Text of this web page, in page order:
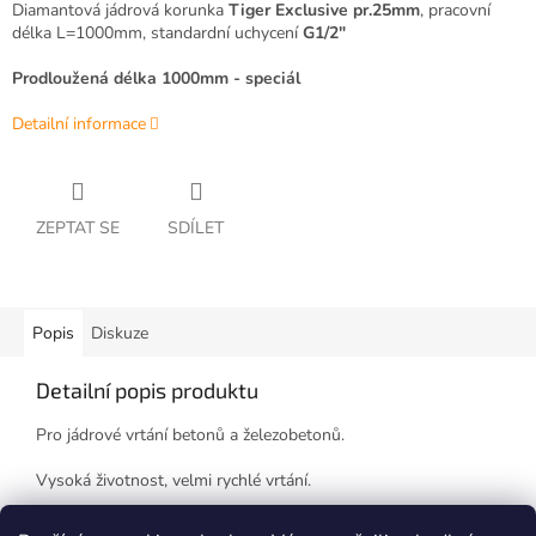
Diamantová jádrová korunka Tiger Exclusive pr.25mm, pracovní
délka L=1000mm, standardní uchyceníG1/2"
Prodloužená délka 1000mm - speciál
Detailní informace
ZEPTAT SE SDÍLET
Popis Diskuze
Detailní popis produktu
Pro jádrové vrtání betonů a železobetonů.
Vysoká životnost, velmi rychlé vrtání.